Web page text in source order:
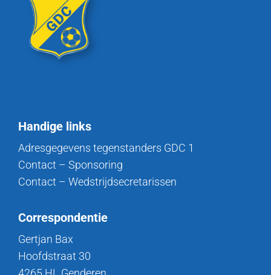
Handige links
Adresgegevens tegenstanders GDC 1
Contact – Sponsoring
Contact – Wedstrijdsecretarissen
Correspondentie
Gertjan Bax
Hoofdstraat 30